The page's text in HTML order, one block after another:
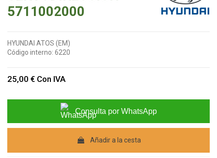
5711002000
HYUNDAI ATOS (EM)
Código interno: 6220
25,00 € Con IVA
Consulta por WhatsApp
Añadir a la cesta